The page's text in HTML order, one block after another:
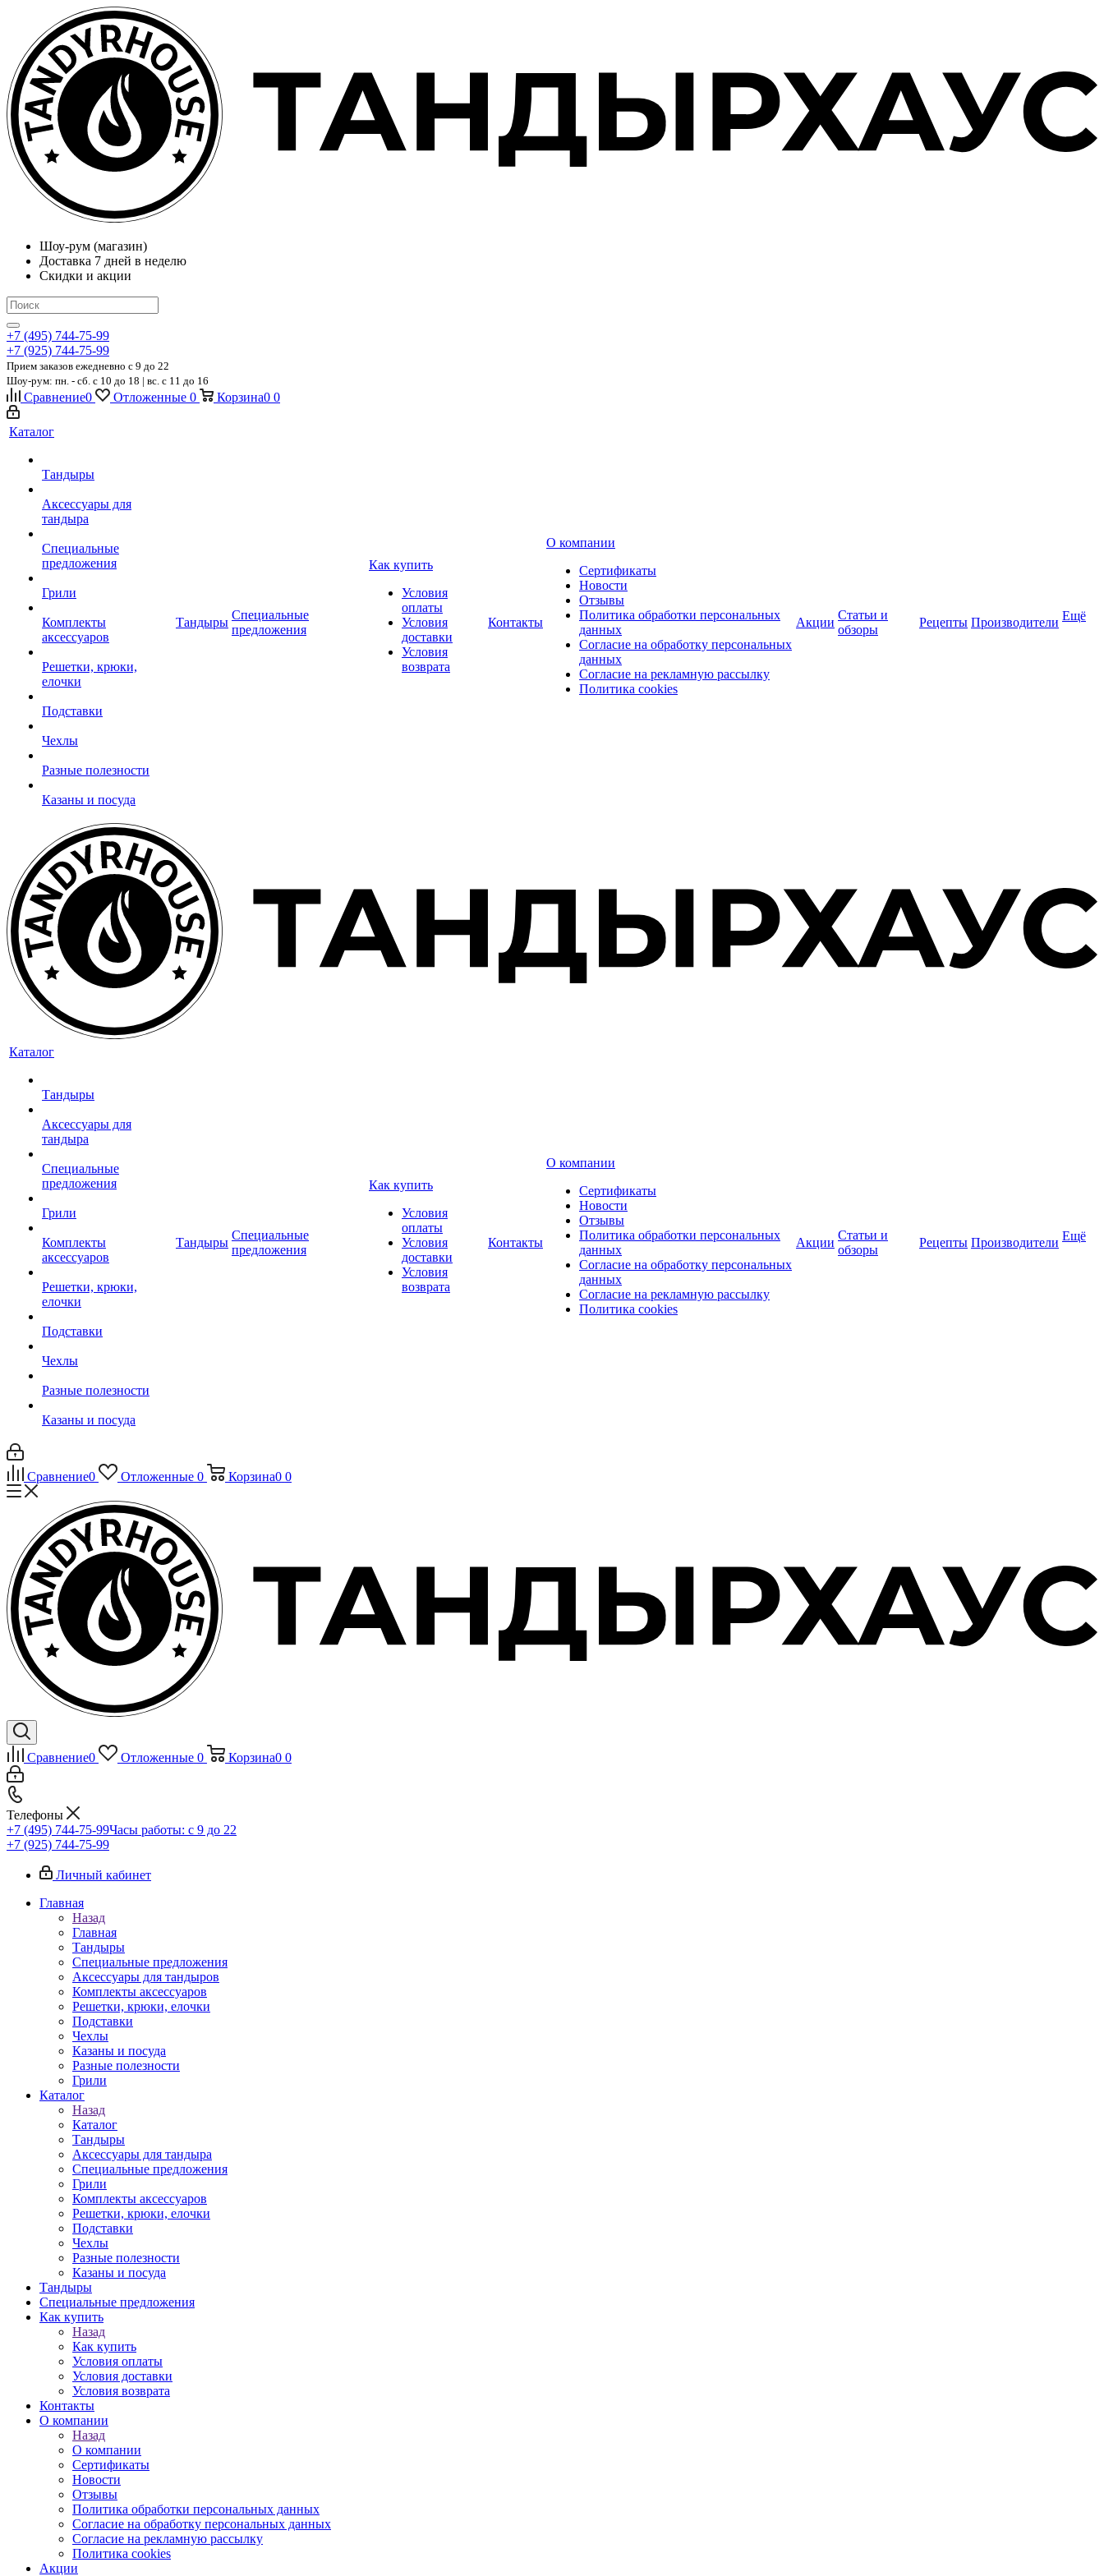
Шоу-рум (магазин)
Доставка 7 дней в неделю
Скидки и акции
+7 (495) 744-75-99
+7 (925) 744-75-99
Прием заказов ежедневно c 9 до 22
Шоу-рум: пн. - сб. с 10 до 18 | вс. с 11 до 16
Сравнение0 Отложенные 0 Корзина0 0
Каталог
Тандыры
Аксессуары для
тандыра
Специальные
предложения
Грили
Комплекты
аксессуаров
Решетки, крюки,
елочки
Подставки
Чехлы
Разные полезности
Казаны и посуда
Тандыры
Специальные
предложения
Как купить
Условия
оплаты
Условия
доставки
Условия
возврата
Контакты
О компании
Сертификаты
Новости
Отзывы
Политика обработки персональных
данных
Согласие на обработку персональных
данных
Согласие на рекламную рассылку
Политика cookies
Акции
Статьи и
обзоры
Рецепты Производители Ещё
Каталог
Тандыры
Аксессуары для
тандыра
Специальные
предложения
Грили
Комплекты
аксессуаров
Решетки, крюки,
елочки
Подставки
Чехлы
Разные полезности
Казаны и посуда
Тандыры
Специальные
предложения
Как купить
Условия
оплаты
Условия
доставки
Условия
возврата
Контакты
О компании
Сертификаты
Новости
Отзывы
Политика обработки персональных
данных
Согласие на обработку персональных
данных
Согласие на рекламную рассылку
Политика cookies
Акции
Статьи и
обзоры
Рецепты Производители Ещё
Сравнение0 Отложенные 0 Корзина0 0
Сравнение0 Отложенные 0 Корзина0 0
Телефоны
+7 (495) 744-75-99Часы работы: c 9 до 22
+7 (925) 744-75-99
Личный кабинет
Главная
Назад
Главная
Тандыры
Специальные предложения
Аксессуары для тандыров
Комплекты аксессуаров
Решетки, крюки, елочки
Подставки
Чехлы
Казаны и посуда
Разные полезности
Грили
Каталог
Назад
Каталог
Тандыры
Аксессуары для тандыра
Специальные предложения
Грили
Комплекты аксессуаров
Решетки, крюки, елочки
Подставки
Чехлы
Разные полезности
Казаны и посуда
Тандыры
Специальные предложения
Как купить
Назад
Как купить
Условия оплаты
Условия доставки
Условия возврата
Контакты
О компании
Назад
О компании
Сертификаты
Новости
Отзывы
Политика обработки персональных данных
Согласие на обработку персональных данных
Согласие на рекламную рассылку
Политика cookies
Акции